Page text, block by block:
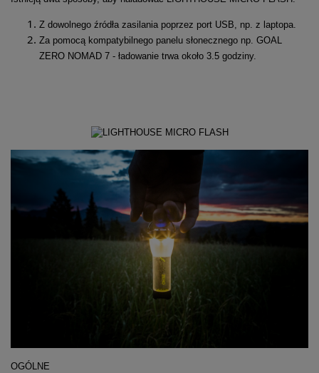
Z dowolnego źródła zasilania poprzez port USB, np. z laptopa.
Za pomocą kompatybilnego panelu słonecznego np. GOAL
ZERO NOMAD 7 - ładowanie trwa około 3.5 godziny.
OGÓLNE